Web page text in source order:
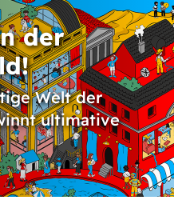
der
Welt der
ultimative